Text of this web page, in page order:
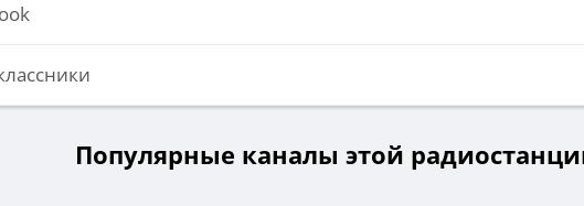
Популярные каналы этой